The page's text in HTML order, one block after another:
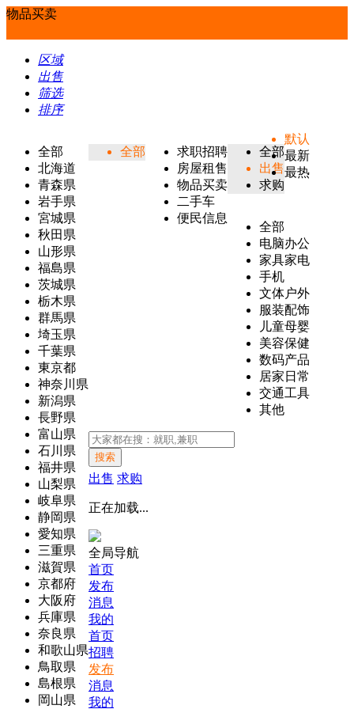
物品买卖
区域
出售
筛选
排序
全部
北海道
青森県
岩手県
宮城県
秋田県
山形県
福島県
茨城県
栃木県
群馬県
埼玉県
千葉県
東京都
神奈川県
新潟県
長野県
富山県
石川県
福井県
山梨県
岐阜県
静岡県
愛知県
三重県
滋賀県
京都府
大阪府
兵庫県
奈良県
和歌山県
鳥取県
島根県
岡山県
全部
求职招聘
房屋租售
物品买卖
二手车
便民信息
全部
出售
求购
全部
电脑办公
家具家电
手机
文体户外
服装配饰
儿童母婴
美容保健
数码产品
居家日常
交通工具
其他
默认
最新
最热
搜索
出售 求购
正在加载...
全局导航
首页
发布
消息
我的
首页
招聘
发布
消息
我的